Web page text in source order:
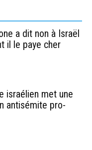
a dit non à Israël
il le paye cher
israélien met une
antisémite pro-